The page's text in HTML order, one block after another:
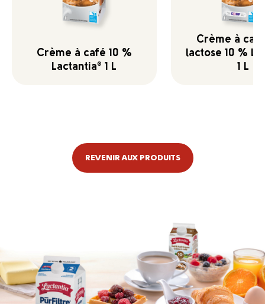
Crème à café 10 %
Lactantia® 1 L
Crème à
lactose 10 %
1 L
REVENIR AUX PRODUITS